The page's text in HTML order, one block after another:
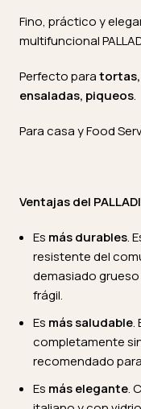
Fino, práctico y
multifuncional
Perfecto paratortas,
ensaladas, piqueos.
Para casa y Food
Ventajas del
Es más durables.
resistente del
demasiado
frágil.
Es más saludable.
completamente
recomendado
Es más elegante.